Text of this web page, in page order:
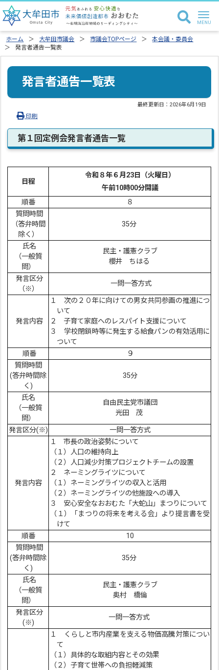
ホーム 大牟田市議会 市議会TOPページ
本会議・委員会
発言者通告一覧表
発言者通告一覧表
最終更新日：2026年6月19日
印刷
第１回定例会発言者通告一覧
日程
令和８年６月23日（火曜日）
午前10時00分開議
順番
８
質問時間
（答弁時間
除く）
35分
氏名
（一般質
問）
民主・護憲クラブ
櫻井 ちはる
発言区分
（※）
一問一答方式
発言内容
１ 次の２０年に向けての男女共同参画の推進につ
いて
２ 子育て家庭へのレスパイト支援について
３ 学校閉鎖時等に発生する給食パンの有効活用に
ついて
順番
９
質問時間
(答弁時間除
く)
35分
氏名
（一般質
問）
自由民主党市議団
光田 茂
発言区分(※) 一問一答方式
発言内容
１ 市長の政治姿勢について
（１）人口の維持向上
（２）人口減少対策プロジェクトチームの設置
２ ネーミングライツについて
（１）ネーミングライツの収入と活用
（２）ネーミングライツの他施設への導入
３ 安心安全なおおむた「大蛇山」まつりについて
（１）「まつりの将来を考える会」より提言書を受
けて
順番
10
質問時間
(答弁時間除
く)
35分
氏名
（一般質
問）
民主・護憲クラブ
奥村 橋倫
発言区分
(※)
一問一答方式
１ くらしと市内産業を支える物価高騰対策につい
て
（１）具体的な取組内容とその効果
（２）子育て世帯への負担軽減策